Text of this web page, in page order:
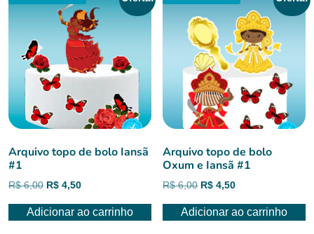
Arquivo topo de bolo Iansã
#1
R$6,00 O
original
R$ 4,50O
atual
Adicionar ao carrinho
Arquivo topo de bolo
Oxum e Iansã #1
R$6,00 O
original
R$ 4,50O
atual
Adicionar ao carrinho